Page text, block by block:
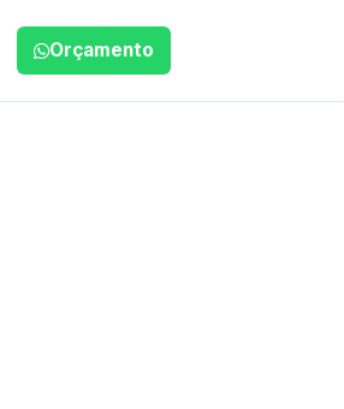
Orçamento